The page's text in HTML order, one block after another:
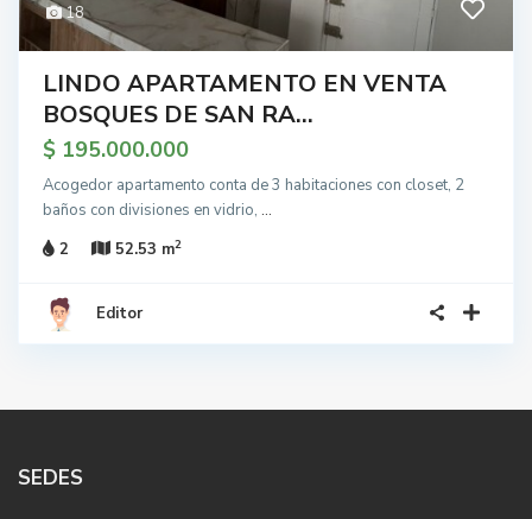
18
LINDO APARTAMENTO EN VENTA
BOSQUES DE SAN RA...
$ 195.000.000
Acogedor apartamento conta de 3 habitaciones con closet, 2
baños con divisiones en vidrio, ...
2
52.53 m2
Editor
SEDES